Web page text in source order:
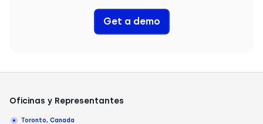
Get a demo
Oficinas y Representantes
Toronto, Canada